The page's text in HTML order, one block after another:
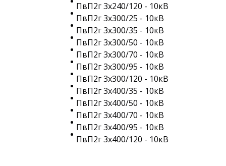
ПвП2г 3х240/120 - 10кВ
ПвП2г 3х300/25 - 10кВ
ПвП2г 3х300/35 - 10кВ
ПвП2г 3х300/50 - 10кВ
ПвП2г 3х300/70 - 10кВ
ПвП2г 3х300/95 - 10кВ
ПвП2г 3х300/120 - 10кВ
ПвП2г 3х400/35 - 10кВ
ПвП2г 3х400/50 - 10кВ
ПвП2г 3х400/70 - 10кВ
ПвП2г 3х400/95 - 10кВ
ПвП2г 3х400/120 - 10кВ